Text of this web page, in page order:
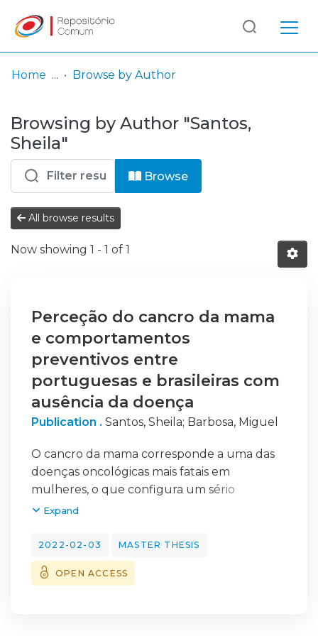
& Collections
Browse repository
Entities
Log
In
(current)
Home Browse by Author
Browsing by Author "Santos,
Sheila"
Browse
All browse results
Now showing 1 - 1 of 1
Perceção do cancro da mama
e comportamentos
preventivos entre
portuguesas e brasileiras com
ausência da doença
Publication . Santos, Sheila; Barbosa, Miguel
O cancro da mama corresponde a uma das
doenças oncológicas mais fatais em
mulheres, o que configura um sério
problema em saúde pública no mundo
possibilidade de cura aumenta com
diagnóstico precoce. Mulheres que possuem
conhecimentos sobre a doença e
Expand
2022-02-03 MASTER THESIS
OPEN ACCESS